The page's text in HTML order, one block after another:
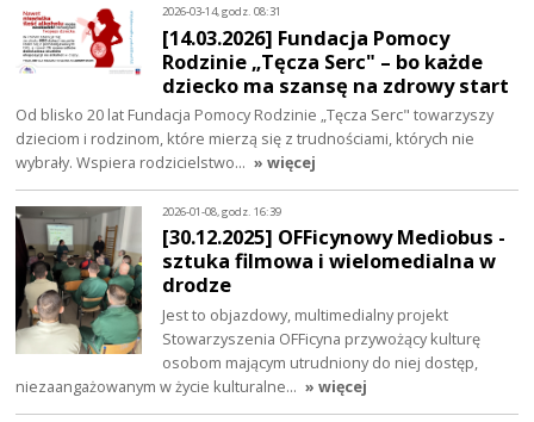
2026-03-14, godz. 08:31
[14.03.2026] Fundacja Pomocy
Rodzinie „Tęcza Serc" – bo każde
dziecko ma szansę na zdrowy start
Od blisko 20 lat Fundacja Pomocy Rodzinie „Tęcza Serc" towarzyszy
dzieciom i rodzinom, które mierzą się z trudnościami, których nie
wybrały. Wspiera rodzicielstwo… » więcej
2026-01-08, godz. 16:39
[30.12.2025] OFFicynowy Mediobus -
sztuka filmowa i wielomedialna w
drodze
Jest to objazdowy, multimedialny projekt
Stowarzyszenia OFFicyna przywożący kulturę
osobom mającym utrudniony do niej dostęp,
niezaangażowanym w życie kulturalne… » więcej